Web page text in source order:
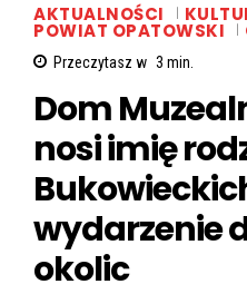
AKTUALNOŚCI
POWIAT OPATOWSKI
Przeczytasz w 3 min.
Dom
nosi imię
wydarzenie
okolic